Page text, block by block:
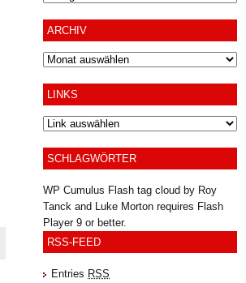
ARCHIV
Archiv
LINKS
SCHLAGWÖRTER
WP Cumulus Flash tag cloud by Roy
Tanck and Luke Morton requires Flash
Player9 or better.
RSS-FEED
Entries RSS